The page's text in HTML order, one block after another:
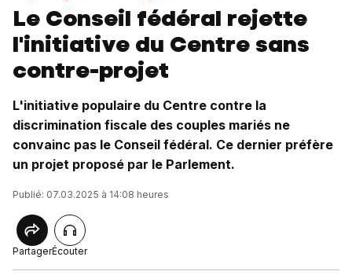
Le Conseil fédéral rejette
l'initiative du Centre sans
contre-projet
L'initiative populaire du Centre contre la
discrimination fiscale des couples mariés ne
convainc pas le Conseil fédéral. Ce dernier préfère
un projet proposé par le Parlement.
Publié: 07.03.2025 à 14:08 heures
PartagerÉcouter